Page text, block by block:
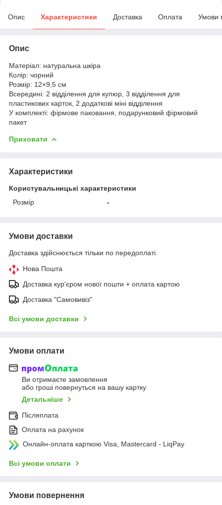
Опис Характеристики Доставка Оплата Умови
Опис
Матеріал: натуральна шкіра
Колір: чорний
Розмір: 12×9,5 см
Всередині: 2 відділення для купюр, 3 відділення для
пластикових карток, 2 додаткові міні відділення
У комплекті: фірмове паковання, подарунковий фірмовий
пакет
Приховати
Характеристики
Користувальницькі характеристики
Розмір
-
Умови доставки
Доставка здійснюється тільки по передоплаті.
Нова Пошта
Доставка кур'єром нової пошти + оплата картою
Доставка "Самовивіз"
Всі умови доставки
Умови оплати
Ви отримаєте замовлення
або гроші повернуться на вашу картку
Детальніше
Післяплата
Оплата на рахунок
Онлайн-оплата карткою Visa, Mastercard - LiqPay
Всі умови оплати
Умови повернення